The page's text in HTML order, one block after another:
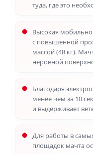
туда, где это
Высокая
с повышенной
массой (48 кг).
неровной
Благодаря
менее чем за 10
и выдерживает
Для работы в
площадок мачта